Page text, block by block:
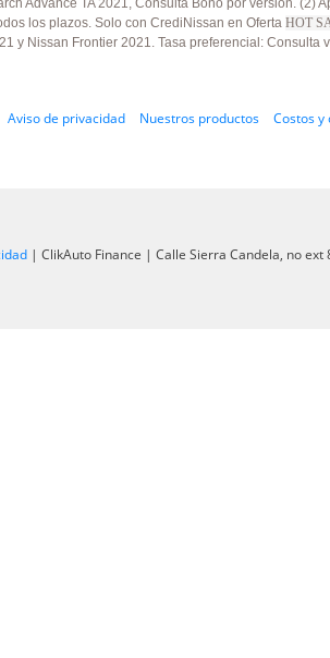
Advance TA 2021, Consulta Bono por versión.
los plazos. Solo con CrediNissan en Oferta HOT
y Nissan Frontier 2021. Tasa preferencial:
Aviso de privacidad Nuestros productos Costos y
| ClikAuto Finance | Calle Sierra Candela, no ext